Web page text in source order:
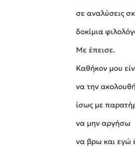
σε αναλύσεις
δοκίμια
Με έπεισε.
Καθήκον μου
να την
ίσως με
να μην αργήσω
να βρω και εγώ